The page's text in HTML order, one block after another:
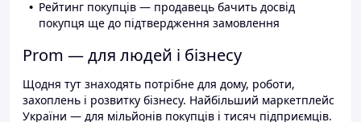
Рейтинг покупців — продавець бачить досвід
покупця ще до підтвердження замовлення
Prom — для людей і бізнесу
Щодня тут знаходять потрібне для дому, роботи,
захоплень і розвитку бізнесу. Найбільший маркетплейс
України — для мільйонів покупців і тисяч підприємців.